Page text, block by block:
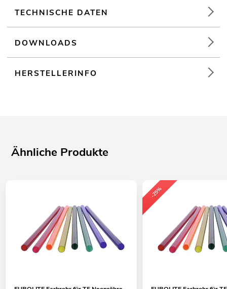
TECHNISCHE DATEN
DOWNLOADS
HERSTELLERINFO
Ähnliche Produkte
-25%